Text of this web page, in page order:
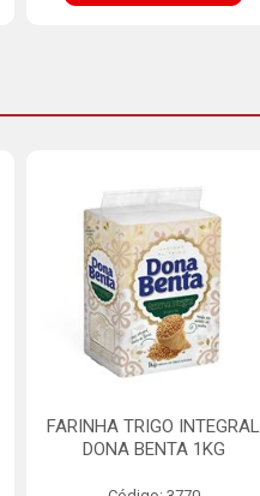
FARINHA TRIGO INTEGRAL
DONA BENTA 1KG